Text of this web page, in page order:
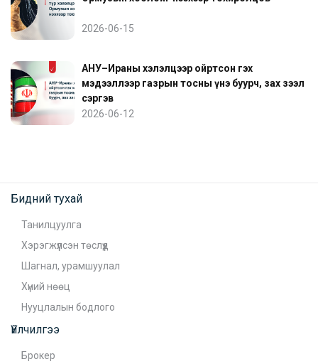
2026-06-15
АНУ–Ираны хэлэлцээр ойртсон гэх
мэдээллээр газрын тосны үнэ буурч, зах зээл
сэргэв
2026-06-12
Бидний тухай
Танилцуулга
Хэрэгжүүлсэн төслүүд
Шагнал, урамшуулал
Хүний нөөц
Нууцлалын бодлого
Үйлчилгээ
Брокер